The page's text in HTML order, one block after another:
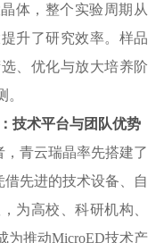
体，整个实验周期从
升了研究效率。 样品
、优化与放大培养阶
技术平台与团队优势
青云瑞晶率先搭建了
先进的技术设备、自
为高校、科研机构、
为推动MicroED技术产